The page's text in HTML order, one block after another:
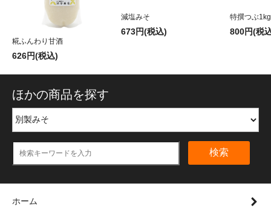
糀ふんわり甘酒
626円(税込)
減塩みそ
673円(税込)
特撰つぶ1kg
800円(税
ほかの商品を探す
検索
ホーム